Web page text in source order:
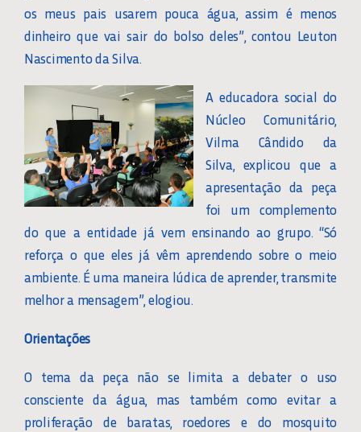
os meus pais usarem pouca água, assim é menos
dinheiro que vai sair do bolso deles”, contou Leuton
Nascimento da Silva.
A educadora social do
Núcleo Comunitário,
Vilma Cândido da
Silva, explicou que a
apresentação da peça
foi um complemento
do que a entidade já vem ensinando ao grupo. “Só
reforça o que eles já vêm aprendendo sobre o meio
ambiente. É uma maneira lúdica de aprender, transmite
melhor a mensagem”, elogiou.
Orientações
O tema da peça não se limita a debater o uso
consciente da água, mas também como evitar a
proliferação de baratas, roedores e do mosquito